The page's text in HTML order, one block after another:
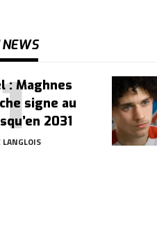
: Maghnes
signe au
2031